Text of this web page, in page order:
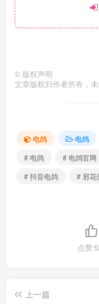
© 版权声明
文章版权归作者所有，未
电鸽 电鸽
# 电鸽
# 电鸽官网
# 抖音电鸽
# 邪花
点赞
上一篇